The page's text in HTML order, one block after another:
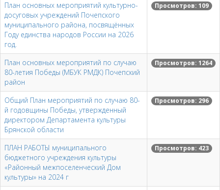
План основных мероприятий культурно-
досуговых учреждений Почепского
муниципального района, посвящённых
Году единства народов России на 2026
год.
Просмотров: 109
План основных мероприятий по случаю
80-летия Победы (МБУК РМДК) Почепский
район
Просмотров: 1264
Общий План мероприятий по случаю 80-
й годовщины Победы, утвержденный
директором Департамента культуры
Брянской области
Просмотров: 296
ПЛАН РАБОТЫ муниципального
бюджетного учреждения культуры
«Районный межпоселенческий Дом
культуры» на 2024 г
Просмотров: 423